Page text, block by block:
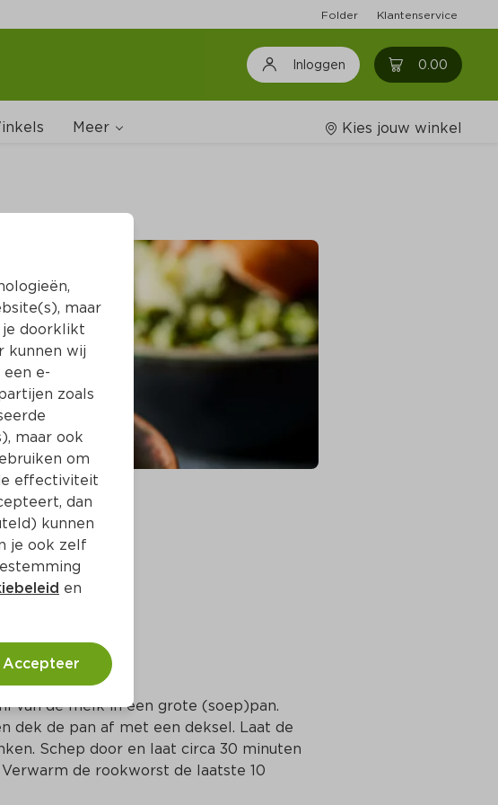
Folder Klantenservice
Inloggen 0.00 0
Meer
Wijnshop
Boodschappenlijstjes
Kies jouw winkel
van de melk in een grote (soep)pan.
dek de pan af met een deksel. Laat de
Schep door en laat circa 30 minuten
de rookworst de laatste 10
maar
je doorklikt
kunnen wij
e-
zoals
maar ook
om
effectiviteit
dan
kunnen
je ook zelf
en
Accepteer